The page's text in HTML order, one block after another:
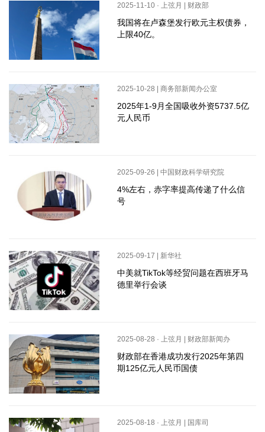
2025-11-10 · 上弦月 | 财政部
我国将在卢森堡发行欧元主权债券，
上限40亿。
2025-10-28 | 商务部新闻办公室
2025年1-9月全国吸收外资5737.5亿
元人民币
2025-09-26 | 中国财政科学研究院
4%左右，赤字率提高传递了什么信
号
2025-09-17 | 新华社
中美就TikTok等经贸问题在西班牙马
德里举行会谈
2025-08-28 · 上弦月 | 财政部新闻办
财政部在香港成功发行2025年第四
期125亿元人民币国债
2025-08-18 · 上弦月 | 国库司